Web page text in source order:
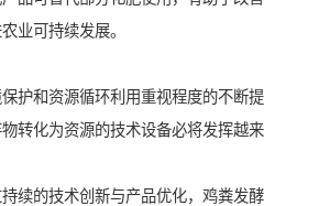
业可持续发展。
护和资源循环利用重视程度的不断提
转化为资源的技术设备必将发挥越来
续的技术创新与产品优化，鸡粪发酵